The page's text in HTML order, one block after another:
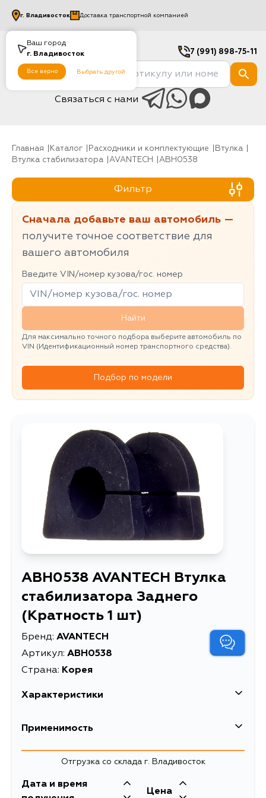
Ваш город
г. Владивосток
Все верно Выбрать другой
г. Владивосток Доставка транспортной компанией
7 (991) 898-75-11
Связаться с нами
Главная Каталог Расходники и комплектующие
Втулка
Втулка стабилизатора
AVANTECH ABH0538
Фильтр
Сначала добавьте ваш автомобиль —
получите точное соответствие для
вашего автомобиля
Введите VIN/номер кузова/гос. номер
Найти
Для максимально точного подбора выберите автомобиль по
VIN (Идентификационный номер транспортного средства).
Подбор по модели
ABH0538 AVANTECH Втулка
стабилизатора Заднего
(Кратность 1 шт)
Бренд: AVANTECH
Артикул: ABH0538
Страна: Корея
Характеристики
EAN-13
Длина упаковки, мм
Масса, кг 0.074
Применимость
Mitsubishi
Кузов Двигатель
Отгрузка со склада г. Владивосток
Дата и время
Цена